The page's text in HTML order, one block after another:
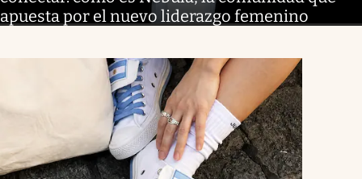
apuesta por el nuevo liderazgo femenino